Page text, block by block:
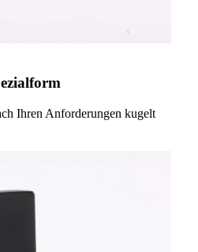
Ihren Anforderungen kugelt